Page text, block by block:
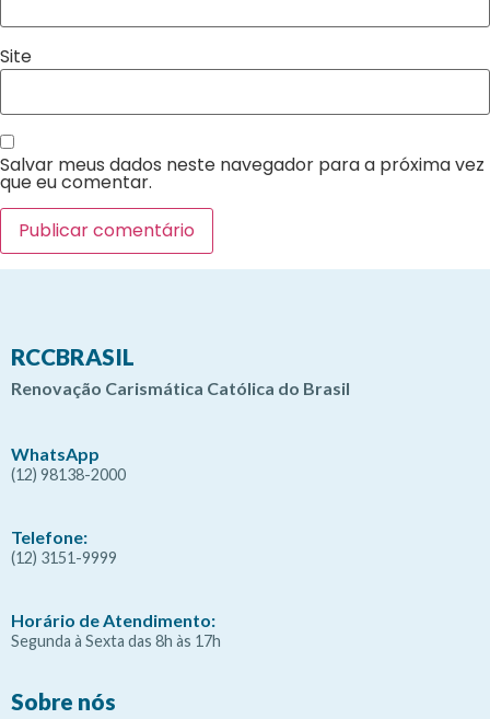
Site
Salvar meus dados neste navegador para a próxima vez
que eu comentar.
RCCBRASIL
Renovação Carismática Católica do Brasil
WhatsApp
(12) 98138-2000
Telefone:
(12) 3151-9999
Horário de Atendimento:
Segunda à Sexta das 8h às 17h
Sobre nós